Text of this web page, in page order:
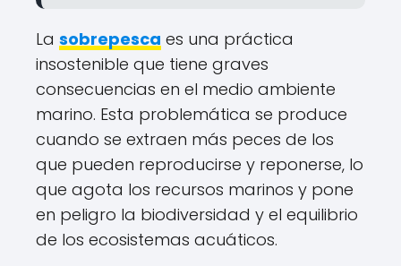
La sobrepesca es una práctica
insostenible que tiene graves
consecuencias en el medio ambiente
marino. Esta problemática se produce
cuando se extraen más peces de los
que pueden reproducirse y reponerse, lo
que agota los recursos marinos y pone
en peligro la biodiversidad y el equilibrio
de los ecosistemas acuáticos.